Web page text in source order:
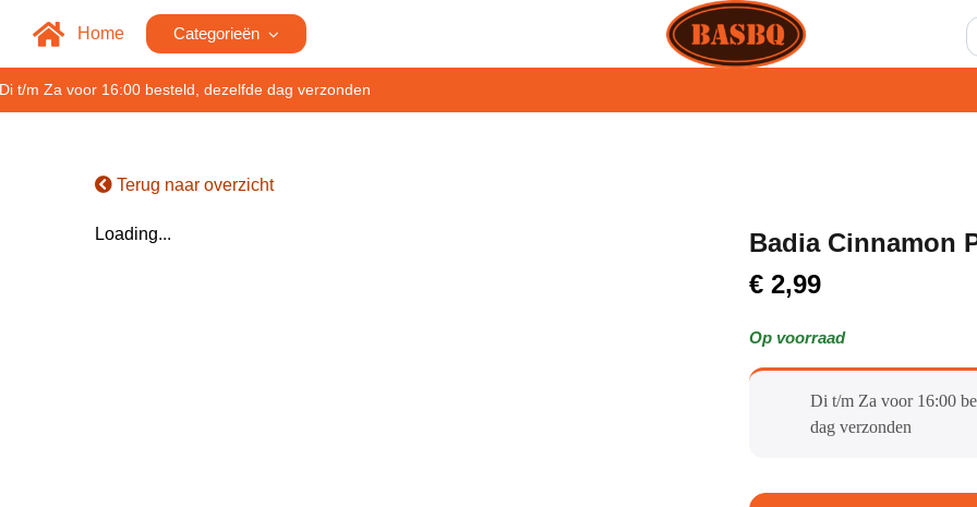
Home Categorieën
t/m Za voor 16:00 besteld, dezelfde dag verzonden
Terug naar overzicht
Loading...
Badia Cinnamon
€ 2,99
Op voorraad
Di t/m Za voor 16:00
dag verzonden​